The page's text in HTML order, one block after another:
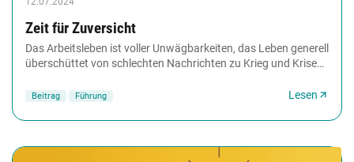
Zeit für Zuversicht
Das Arbeitsleben ist voller Unwägbarkeiten, das Leben generell
überschüttet von schlechten Nachrichten zu Krieg und Krisen.
Beitrag Führung Lesen